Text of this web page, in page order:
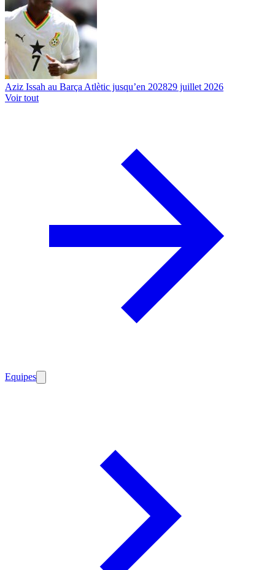
Aziz Issah au Barça Atlètic jusqu’en 202829 juillet 2026
Voir tout
Equipes